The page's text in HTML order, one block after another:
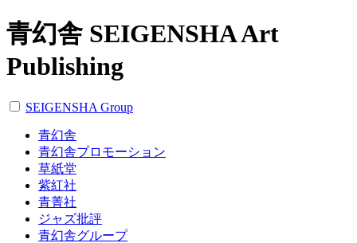
青幻舎 SEIGENSHA Art
Publishing
SEIGENSHA Group
青幻舎
青幻舎プロモーション
草紙堂
紫紅社
青菁社
ジャズ批評
青幻舎グループ